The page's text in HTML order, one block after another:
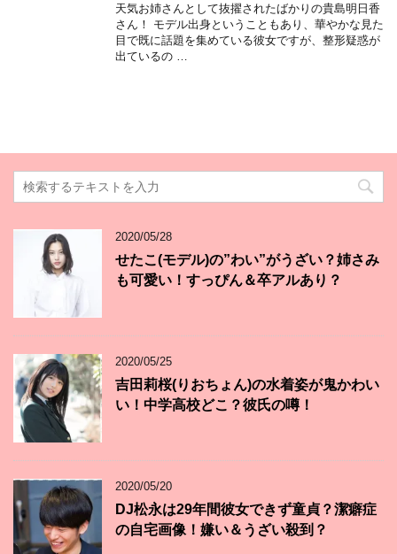
天気お姉さんとして抜擢されたばかりの貴島明日香
さん！ モデル出身ということもあり、華やかな見た
目で既に話題を集めている彼女ですが、整形疑惑が
出ているの …
2020/05/28
せたこ(モデル)の”わい”がうざい？姉さみ
も可愛い！すっぴん＆卒アルあり？
2020/05/25
吉田莉桜(りおちょん)の水着姿が鬼かわい
い！中学高校どこ？彼氏の噂！
2020/05/20
DJ松永は29年間彼女できず童貞？潔癖症
の自宅画像！嫌い＆うざい殺到？